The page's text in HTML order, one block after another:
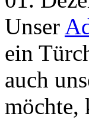
Unser
ein
auch
möchte,